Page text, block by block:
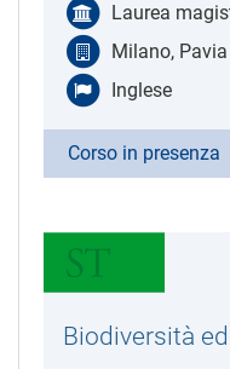
Laurea
Milano, Pavia
Inglese
Corso in presenza
Biodiversità